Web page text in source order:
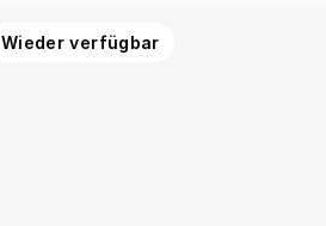
Wieder verfügbar